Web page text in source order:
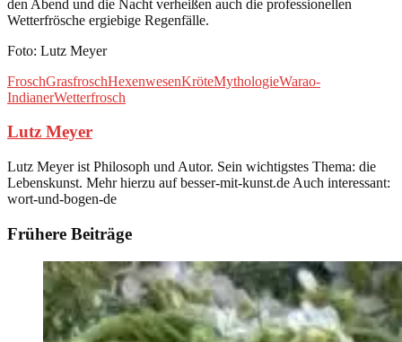
den Abend und die Nacht verheißen auch die professionellen
Wetterfrösche ergiebige Regenfälle.
Foto: Lutz Meyer
FroschGrasfroschHexenwesenKröteMythologieWarao-
IndianerWetterfrosch
Lutz Meyer
Lutz Meyer ist Philosoph und Autor. Sein wichtigstes Thema: die
Lebenskunst. Mehr hierzu auf besser-mit-kunst.de Auch interessant:
wort-und-bogen-de
Frühere Beiträge